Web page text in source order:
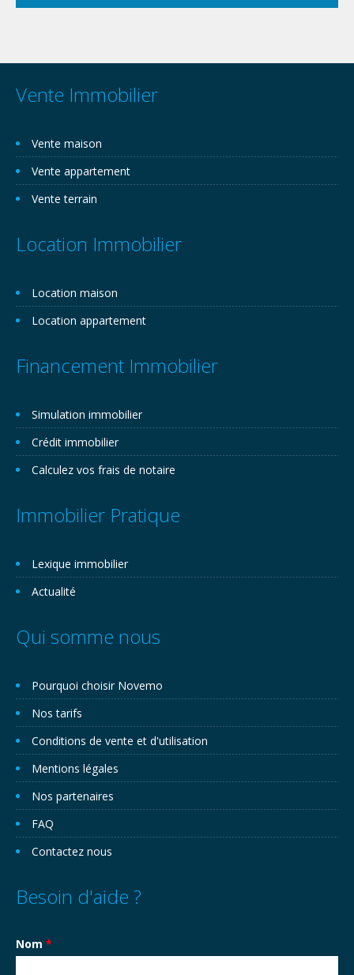
Vente Immobilier
Vente maison
Vente appartement
Vente terrain
Location Immobilier
Location maison
Location appartement
Financement Immobilier
Simulation immobilier
Crédit immobilier
Calculez vos frais de notaire
Immobilier Pratique
Lexique immobilier
Actualité
Qui somme nous
Pourquoi choisir Novemo
Nos tarifs
Conditions de vente et d'utilisation
Mentions légales
Nos partenaires
FAQ
Contactez nous
Besoin d'aide ?
Nom *